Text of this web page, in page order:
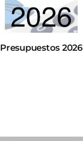
Presupuestos 2026